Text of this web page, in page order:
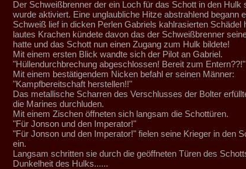
Der Schweißbrenner der ein Loch für das Schott in den Hulk
wurde aktiviert. Eine unglaubliche Hitze abstrahlend begann
Schweiß lief in dicken Perlen Gabriels kahlrasierten Schädel
lautes Krachen kündete davon das der Schweißbrenner
hatte und das Schott nun einen Zugang zum Hulk bildete!
Mit einem ersten Blick wandte sich der Pilot an Gabriel.
"Hüllendurchbrechung abgeschlossen! Bereit zum Entern??!"
Mit einem bestätigendem Nicken befahl er seinen Männer:
"Kampfbereitschaft herstellen!!"
Das metallische Scharren des Verschlusses der Bolter
die Marines durchluden.
Mit einem Zischen öffneten sich langsam die Schottüren.
"Für Jonson und den Imperator!"
"Für Jonson und den Imperator!" fielen seine Krieger in den
ein.
Langsam schritten sie durch die geöffneten Türen des
Dunkelheit des Hulks......